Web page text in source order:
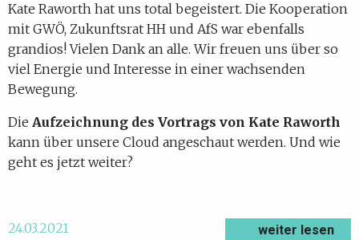
Kate Raworth hat uns total begeistert. Die Kooperation
mit GWÖ, Zukunftsrat HH und AfS war ebenfalls
grandios! Vielen Dank an alle. Wir freuen uns über so
viel Energie und Interesse in einer wachsenden
Bewegung.
Die Aufzeichnung des Vortrags von Kate Raworth
kann über unsere Cloud angeschaut werden. Und wie
geht es jetzt weiter?
24.03.2021 weiter lesen